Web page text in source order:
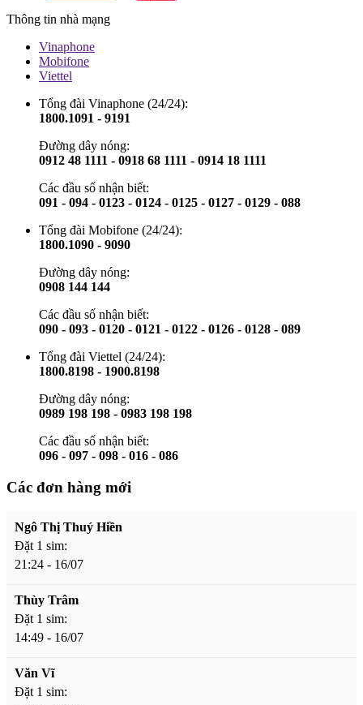
Thông tin nhà mạng
Vinaphone
Mobifone
Viettel
Tổng đài Vinaphone (24/24):
1800.1091 - 9191
Đường dây nóng:
0912 48 1111 - 0918 68 1111 - 0914 18 1111
Các đầu số nhận biết:
091 - 094 - 0123 - 0124 - 0125 - 0127 - 0129 - 088
Tổng đài Mobifone (24/24):
1800.1090 - 9090
Đường dây nóng:
0908 144 144
Các đầu số nhận biết:
090 - 093 - 0120 - 0121 - 0122 - 0126 - 0128 - 089
Tổng đài Viettel (24/24):
1800.8198 - 1900.8198
Đường dây nóng:
0989 198 198 - 0983 198 198
Các đầu số nhận biết:
096 - 097 - 098 - 016 - 086
Các đơn hàng mới
Ngô Thị Thuý Hiền
Đặt 1 sim:
21:24 - 16/07
Thùy Trâm
Đặt 1 sim:
14:49 - 16/07
Văn Vĩ
Đặt 1 sim: